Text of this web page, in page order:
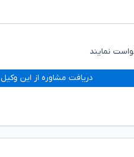
نمایند
دریافت مشاوره از این وکیل